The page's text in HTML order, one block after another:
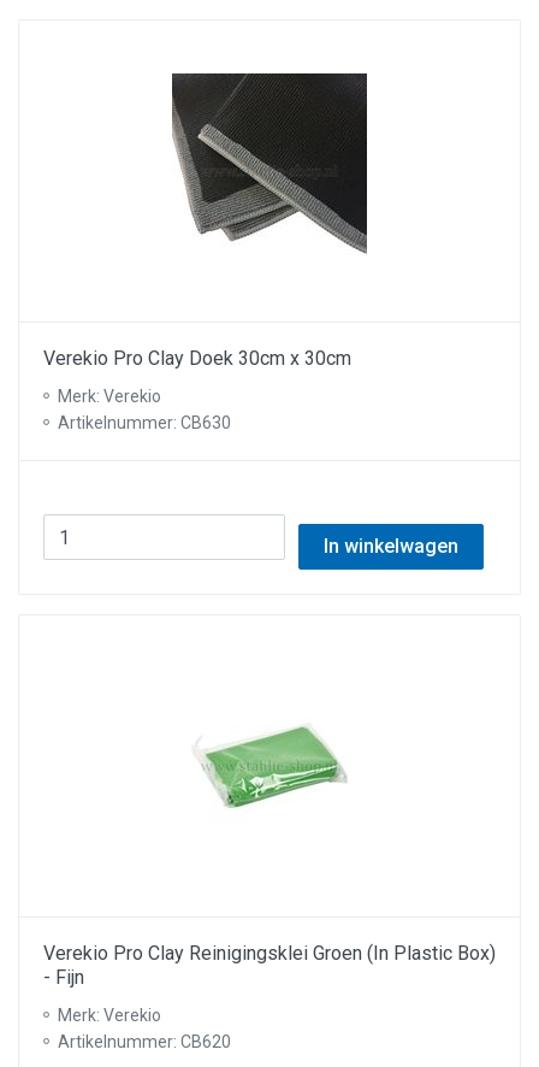
Verekio Pro Clay Doek 30cm x 30cm
Merk: Verekio
Artikelnummer: CB630
In winkelwagen
Verekio Pro Clay Reinigingsklei Groen (In Plastic Box)
- Fijn
Merk: Verekio
Artikelnummer: CB620